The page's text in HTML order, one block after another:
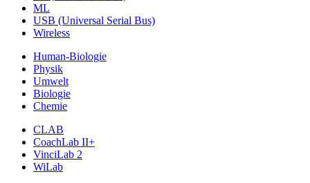
ML
USB (Universal Serial Bus)
Wireless
Human-Biologie
Physik
Umwelt
Biologie
Chemie
CLAB
CoachLab II+
VinciLab 2
WiLab